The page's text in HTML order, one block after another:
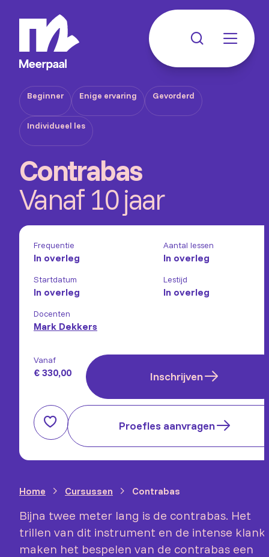
Beginner Enige ervaring Gevorderd
Individueel les
Contrabas
Vanaf 10 jaar
Frequentie
In overleg
Aantal lessen
In overleg
Startdatum
In overleg
Lestijd
In overleg
Docenten
Mark Dekkers
Vanaf
€ 330,00 Inschrijven
Proefles aanvragen
Home Cursussen Contrabas
Bijna twee meter lang is de contrabas. Het
trillen van dit instrument en de intense klank
maken het bespelen van de contrabas een